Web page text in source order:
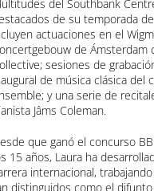
del Southbank
de su temporada
actuaciones en el
de Ámsterdam
; sesiones de
de música clásica del
; y una serie de
Jâms Coleman.
que ganó el concurso
15 años, Laura ha
internacional,
distinguidos como el difunto